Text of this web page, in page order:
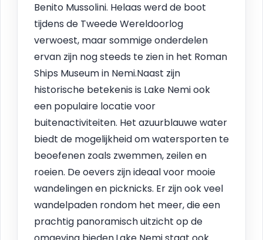
Benito Mussolini. Helaas werd de boot
tijdens de Tweede Wereldoorlog
verwoest, maar sommige onderdelen
ervan zijn nog steeds te zien in het Roman
Ships Museum in Nemi.Naast zijn
historische betekenis is Lake Nemi ook
een populaire locatie voor
buitenactiviteiten. Het azuurblauwe water
biedt de mogelijkheid om watersporten te
beoefenen zoals zwemmen, zeilen en
roeien. De oevers zijn ideaal voor mooie
wandelingen en picknicks. Er zijn ook veel
wandelpaden rondom het meer, die een
prachtig panoramisch uitzicht op de